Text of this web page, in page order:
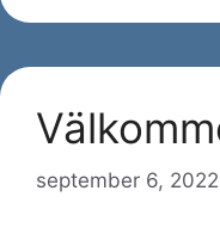
september 6, 2022